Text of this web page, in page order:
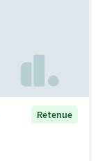
Retenue